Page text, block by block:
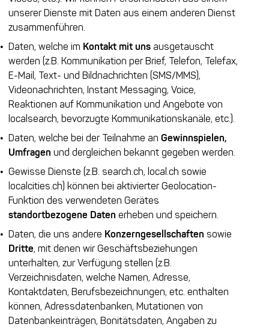
unserer Dienste mit Daten aus einem anderen Dienst
zusammenführen.
Daten, welche im Kontakt mit uns ausgetauscht
werden (z.B. Kommunikation per Brief, Telefon, Telefax,
E-Mail, Text- und Bildnachrichten (SMS/MMS),
Videonachrichten, Instant Messaging, Voice,
Reaktionen auf Kommunikation und Angebote von
localsearch, bevorzugte Kommunikationskanäle, etc.).
Daten, welche bei der Teilnahme an Gewinnspielen,
Umfragen und dergleichen bekannt gegeben werden.
Gewisse Dienste (z.B. search.ch, local.ch sowie
localcities.ch) können bei aktivierter Geolocation-
Funktion des verwendeten Gerätes
standortbezogene Daten erheben und speichern.
Daten, die uns andere Konzerngesellschaften sowie
Dritte, mit denen wir Geschäftsbeziehungen
unterhalten, zur Verfügung stellen (z.B.
Verzeichnisdaten, welche Namen, Adresse,
Kontaktdaten, Berufsbezeichnungen, etc. enthalten
können, Adressdatenbanken, Mutationen von
Datenbankeinträgen, Bonitätsdaten, Angaben zu